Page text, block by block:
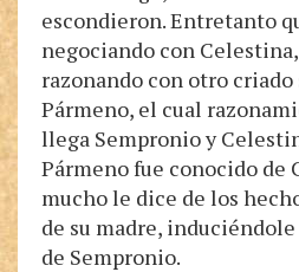
escondieron. Entretanto
negociando con
razonando con otro criado
Pármeno, el cual
llega Sempronio y
Pármeno fue conocido de
mucho le dice de los
de su madre,
de Sempronio.